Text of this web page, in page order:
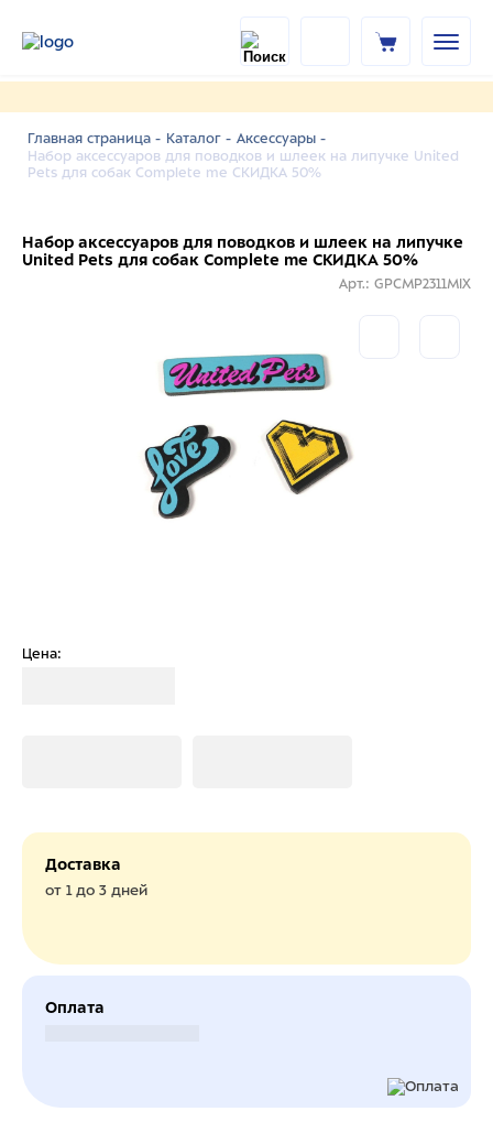
Главная страница - Каталог - Аксессуары -
Набор аксессуаров для поводков и шлеек на липучке United
Pets для собак Complete me СКИДКА 50%
Набор аксессуаров для поводков и шлеек на липучке
United Pets для собак Complete me СКИДКА 50%
Арт.: GPCMP2311MIX
Цена:
Доставка
от 1 до 3 дней
Оплата